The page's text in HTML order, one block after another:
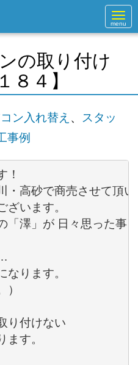
N
a
v
o
の取り付け
８４】
ン入れ替え 、
スタッ
事例
！
・高砂で商売させて頂
ざいます。
「澤」が 日々思った事
ります。
）
り付けない
す。